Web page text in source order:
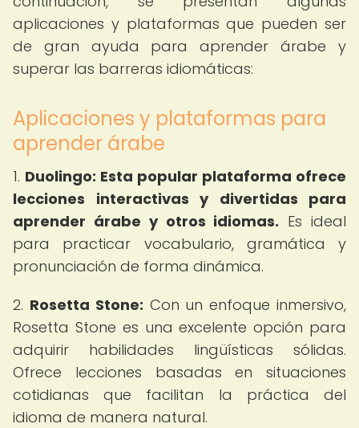
aplicaciones y plataformas que pueden ser
de gran ayuda para aprender árabe y
superar las barreras idiomáticas:
Aplicaciones y plataformas para
aprender árabe
1. Duolingo: Esta popular plataforma ofrece
lecciones interactivas y divertidas para
aprender árabe y otros idiomas. Es ideal
para practicar vocabulario, gramática y
pronunciación de forma dinámica.
2. Rosetta Stone: Con un enfoque inmersivo,
Rosetta Stone es una excelente opción para
adquirir habilidades lingüísticas sólidas.
Ofrece lecciones basadas en situaciones
cotidianas que facilitan la práctica del
idioma de manera natural.